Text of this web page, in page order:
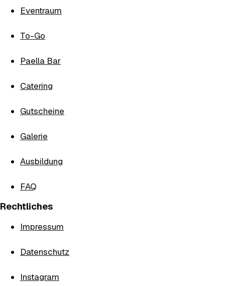
Eventraum
To-Go
Paella Bar
Catering
Gutscheine
Galerie
Ausbildung
FAQ
Rechtliches
Impressum
Datenschutz
Instagram